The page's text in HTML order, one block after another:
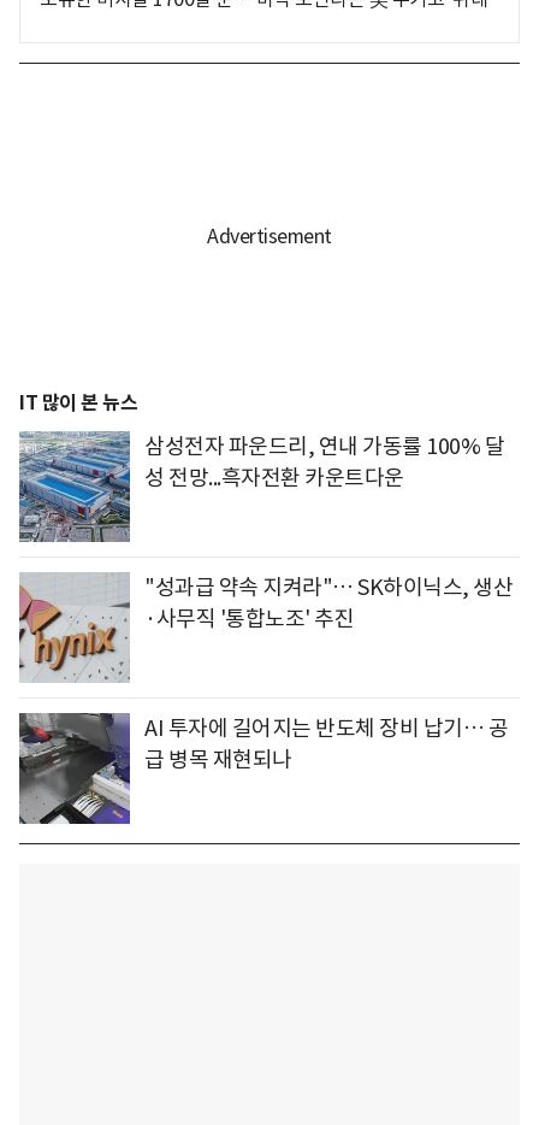
IT 많이 본 뉴스
삼성전자 파운드리, 연내 가동률 100% 달
성 전망...흑자전환 카운트다운
"성과급 약속 지켜라"… SK하이닉스, 생산
·사무직 '통합노조' 추진
AI 투자에 길어지는 반도체 장비 납기… 공
급 병목 재현되나